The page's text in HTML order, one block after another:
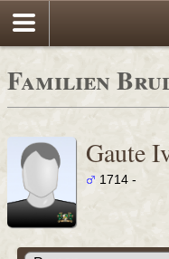
Familien
Gaute
1714 -